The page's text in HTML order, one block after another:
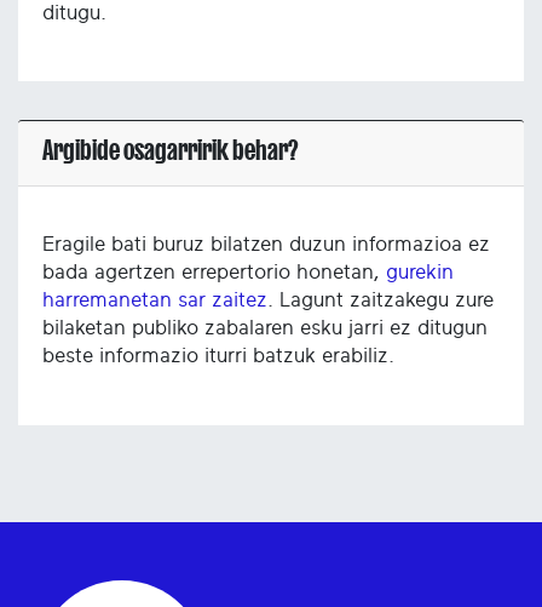
ditugu.
Argibide osagarririk behar?
Eragile bati buruz bilatzen duzun informazioa ez
bada agertzen errepertorio honetan, gurekin
harremanetan sar zaitez . Lagunt zaitzakegu zure
bilaketan publiko zabalaren esku jarri ez ditugun
beste informazio iturri batzuk erabiliz.